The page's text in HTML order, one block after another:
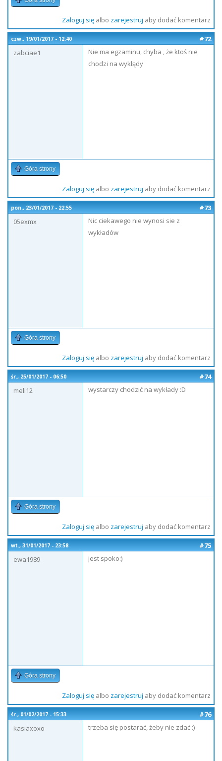
Zaloguj sięalbo zarejestruj aby dodać komentarz
czw., 19/01/2017 - 12:40
#72
zabciae1
Nie ma egzaminu, chyba , że ktoś nie
chodzi na wykłądy
Góra strony
Zaloguj sięalbo zarejestruj aby dodać komentarz
pon., 23/01/2017 - 22:55
#73
05exmx
Nic ciekawego nie wynosi sie z
wykładów
Góra strony
Zaloguj sięalbo zarejestruj aby dodać komentarz
śr., 25/01/2017 - 06:50
#74
meli12
wystarczy chodzić na wykłady :D
Góra strony
Zaloguj sięalbo zarejestruj aby dodać komentarz
wt., 31/01/2017 - 23:58
#75
ewa1989
jest spoko:)
Góra strony
Zaloguj sięalbo zarejestruj aby dodać komentarz
śr., 01/02/2017 - 15:33
#76
kasiaxoxo
trzeba się postarać, żeby nie zdać :)